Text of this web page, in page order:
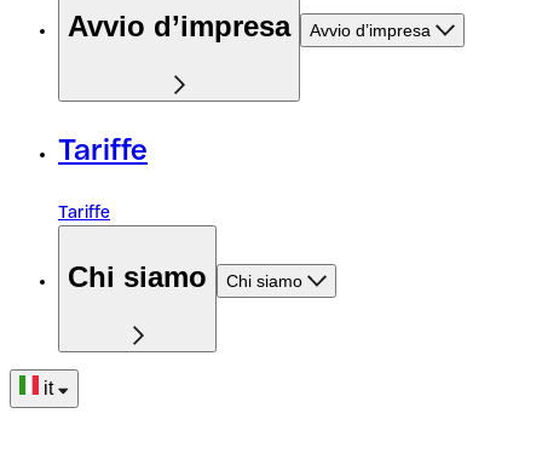
Avvio d’impresa Avvio d’impresa
Tariffe
Tariffe
Chi siamo Chi siamo
it